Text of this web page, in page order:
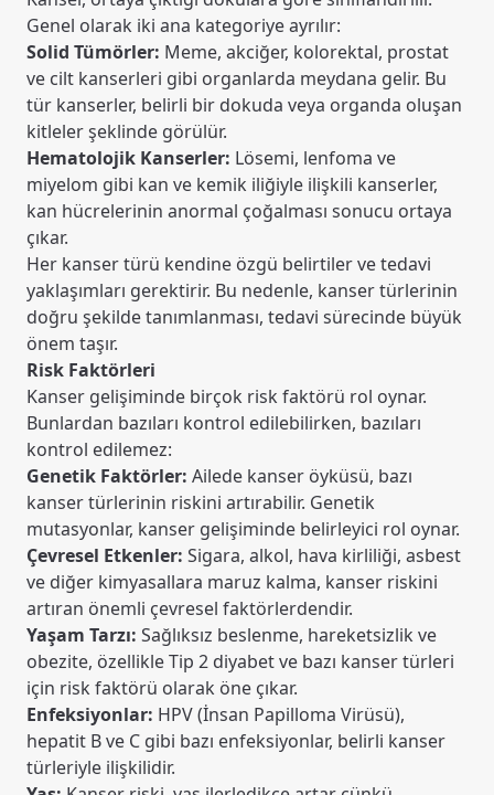
Genel olarak iki ana kategoriye ayrılır:
Solid Tümörler: Meme, akciğer, kolorektal, prostat
ve cilt kanserleri gibi organlarda meydana gelir. Bu
tür kanserler, belirli bir dokuda veya organda oluşan
kitleler şeklinde görülür.
Hematolojik Kanserler: Lösemi, lenfoma ve
miyelom gibi kan ve kemik iliğiyle ilişkili kanserler,
kan hücrelerinin anormal çoğalması sonucu ortaya
çıkar.
Her kanser türü kendine özgü belirtiler ve tedavi
yaklaşımları gerektirir. Bu nedenle, kanser türlerinin
doğru şekilde tanımlanması, tedavi sürecinde büyük
önem taşır.
Risk Faktörleri
Kanser gelişiminde birçok risk faktörü rol oynar.
Bunlardan bazıları kontrol edilebilirken, bazıları
kontrol edilemez:
Genetik Faktörler: Ailede kanser öyküsü, bazı
kanser türlerinin riskini artırabilir. Genetik
mutasyonlar, kanser gelişiminde belirleyici rol oynar.
Çevresel Etkenler: Sigara, alkol, hava kirliliği, asbest
ve diğer kimyasallara maruz kalma, kanser riskini
artıran önemli çevresel faktörlerdendir.
Yaşam Tarzı: Sağlıksız beslenme, hareketsizlik ve
obezite, özellikle Tip 2 diyabet ve bazı kanser türleri
için risk faktörü olarak öne çıkar.
Enfeksiyonlar: HPV (İnsan Papilloma Virüsü),
hepatit B ve C gibi bazı enfeksiyonlar, belirli kanser
türleriyle ilişkilidir.